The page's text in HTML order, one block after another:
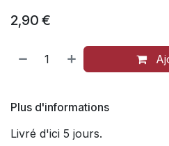
2,90 €
Plus d'informations
Livré d'ici 5 jours.